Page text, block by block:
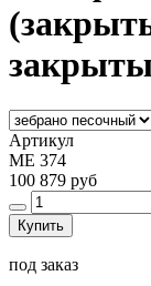
Артикул
МЕ 374
100 879 руб
Купить
под заказ